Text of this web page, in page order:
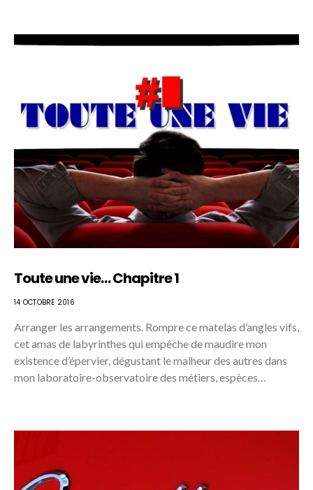
Toute une vie… Chapitre 1
14 OCTOBRE 2016
Arranger les arrangements. Rompre ce matelas d’angles vifs,
cet amas de labyrinthes qui empêche de maudire mon
existence d’épervier, dégustant le malheur des autres dans
mon laboratoire-observatoire des métiers, espèces…